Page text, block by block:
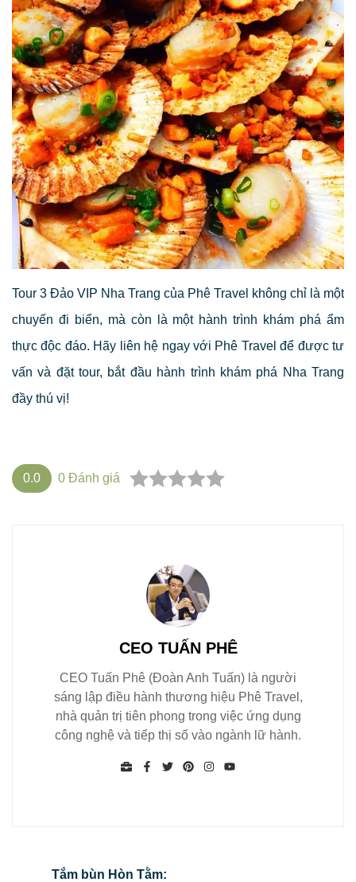
Tour 3 Đảo VIP Nha Trang của Phê Travel không chỉ là một
chuyến đi biển, mà còn là một hành trình khám phá ẩm
thực độc đáo. Hãy liên hệ ngay với Phê Travel để được tư
vấn và đặt tour, bắt đầu hành trình khám phá Nha Trang
đầy thú vị!
0.0 0 Đánh giá
CEO TUẤN PHÊ
CEO Tuấn Phê (Đoàn Anh Tuấn) là người
sáng lập điều hành thương hiệu Phê Travel,
nhà quản trị tiên phong trong việc ứng dụng
công nghệ và tiếp thị số vào ngành lữ hành.
Tắm bùn Hòn Tằm: